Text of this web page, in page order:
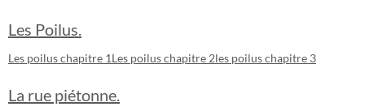
Les Poilus.
Les poilus chapitre 1Les poilus chapitre 2les poilus chapitre 3
La rue piétonne.